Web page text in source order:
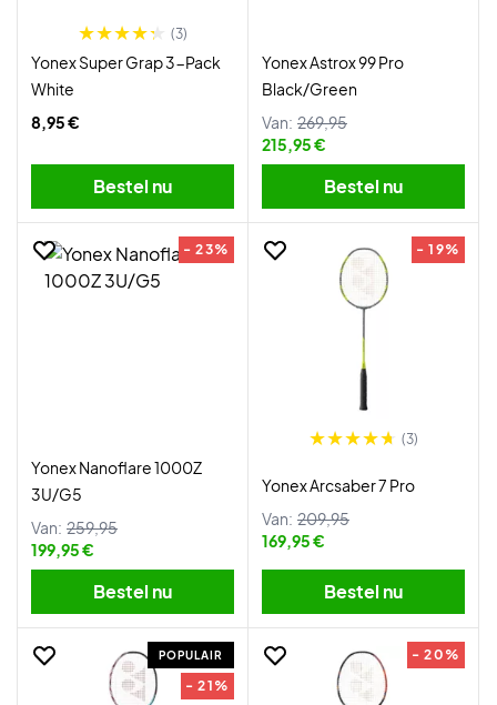
(3)
Yonex Super Grap 3-Pack
White
8,95 €
Bestel nu
Yonex Astrox 99 Pro
Black/Green
Van: 269,95
215,95 €
Bestel nu
- 23%
Yonex Nanoflare 1000Z
3U/G5
Van: 259,95
199,95 €
Bestel nu
- 19%
(3)
Yonex Arcsaber 7 Pro
Van: 209,95
169,95 €
Bestel nu
POPULAIR
- 21%
- 20%